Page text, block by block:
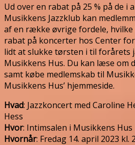
Ud over en rabat på 25 % på de i
Musikkens Jazzklub kan
af en række øvrige fordele,
rabat på koncerter hos Center
lidt at slukke tørsten i til forårets
Musikkens Hus. Du kan læse om
samt købe medlemskab til
Musikkens Hus’ hjemmeside.
Hvad: Jazzkoncert med Caroline
Hess
Hvor: Intimsalen i Musikkens Hus
Hvornår: Fredag 14. april 2023 kl.